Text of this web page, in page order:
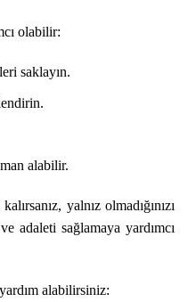
olabilir:
saklayın.
alabilir.
yalnız olmadığınızı
adaleti sağlamaya yardımcı
alabilirsiniz: